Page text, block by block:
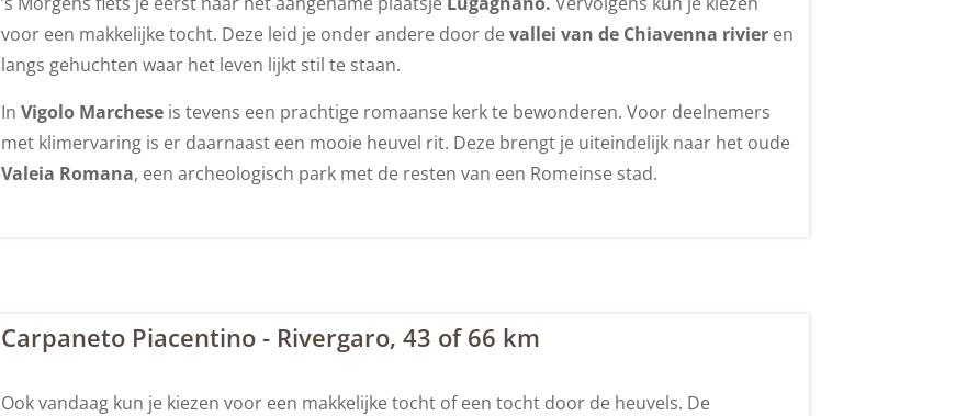
voor een makkelijke tocht. Deze leid je onder andere door devallei van de Chiavenna rivieren
langs gehuchten waar het leven lijkt stil te staan.
In Vigolo Marcheseis tevens een prachtige romaanse kerk te bewonderen. Voor deelnemers
met klimervaring is er daarnaast een mooie heuvel rit. Deze brengt je uiteindelijk naar het oude
Valeia Romana, een archeologisch park met de resten van een Romeinse stad.
Carpaneto Piacentino - Rivergaro, 43 of 66 km
Ook vandaag kun je kiezen voor een makkelijke tocht of een tocht door de heuvels. De